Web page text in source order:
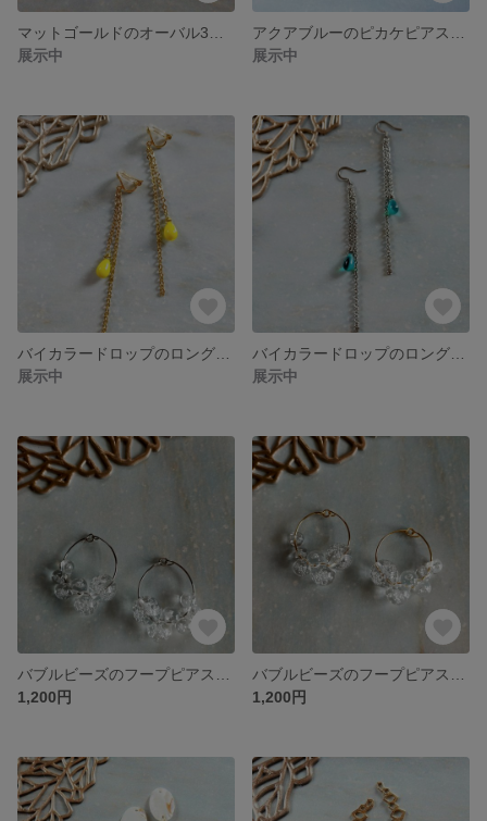
展示中
展示中
展示中
展示中
1,200円
1,200円